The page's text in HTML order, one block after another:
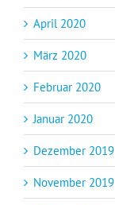
April 2020
März 2020
Februar 2020
Januar 2020
Dezember 2019
November 2019